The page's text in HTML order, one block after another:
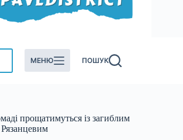
МЕНЮ ПОШУК
прощатимуться із загиблим